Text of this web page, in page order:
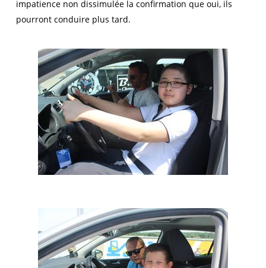
impatience non dissimulée la confirmation que oui, ils
pourront conduire plus tard.